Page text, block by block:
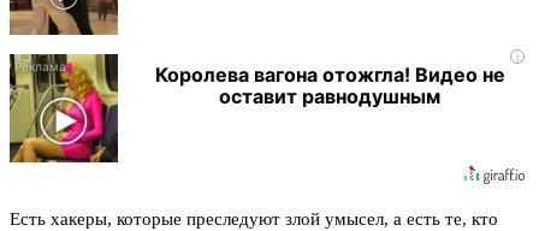
i
Королева вагона отожгла! Видео не
оставит равнодушным
Есть хакеры, которые преследуют злой умысел, а есть те, кто